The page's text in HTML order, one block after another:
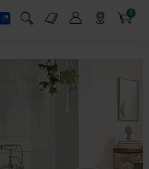
Suchfeld einblenden
Markt-Angebote 0
Artikel